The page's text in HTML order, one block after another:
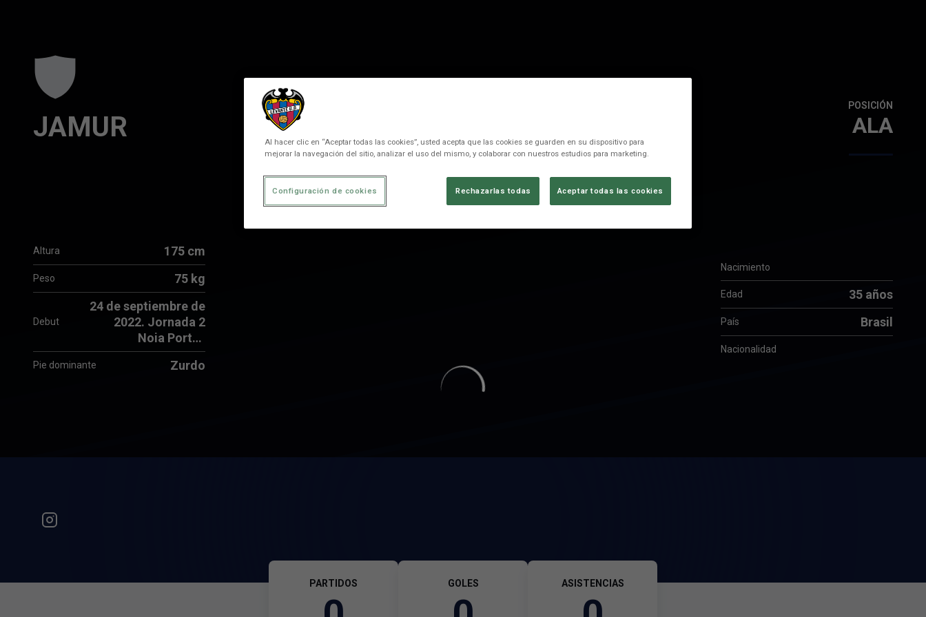
JAMUR
POSICIÓN
ALA
Altura 175 cm
Peso 75 kg
Debut
24 de septiembre de
2022. Jornada 2
Noia Portus
Apostoli - Levante
UD (2-3)
Pie dominante Zurdo
Nacimiento
Edad 35 años
País Brasil
Nacionalidad
PARTIDOS GOLES ASISTENCIAS
Al hacer clic en “Aceptar todas las cookies”, usted acepta que las cookies se guarden en su dispositivo para
mejorar la navegación del sitio, analizar el uso del mismo, y colaborar con nuestros estudios para marketing.
Rechazarlas todas Aceptar todas las cookies
Configuración de cookies